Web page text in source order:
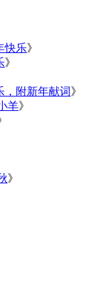
快乐》
》
，附新年献词》
羊》
》